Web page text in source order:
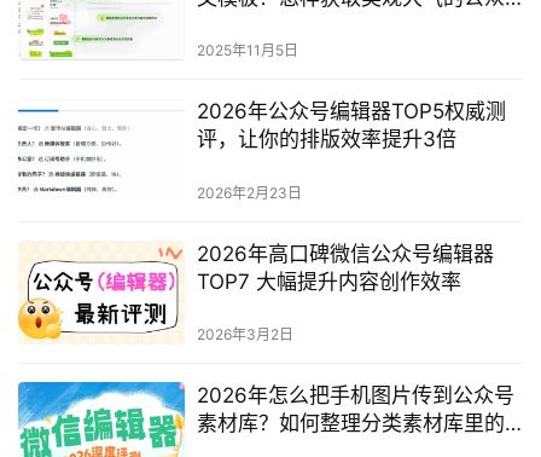
2025年11月5日
2026年公众号编辑器TOP5权威测
评，让你的排版效率提升3倍
2026年2月23日
2026年高口碑微信公众号编辑器
TOP7 大幅提升内容创作效率
2026年3月2日
2026年怎么把手机图片传到公众号
素材库？如何整理分类素材库里的